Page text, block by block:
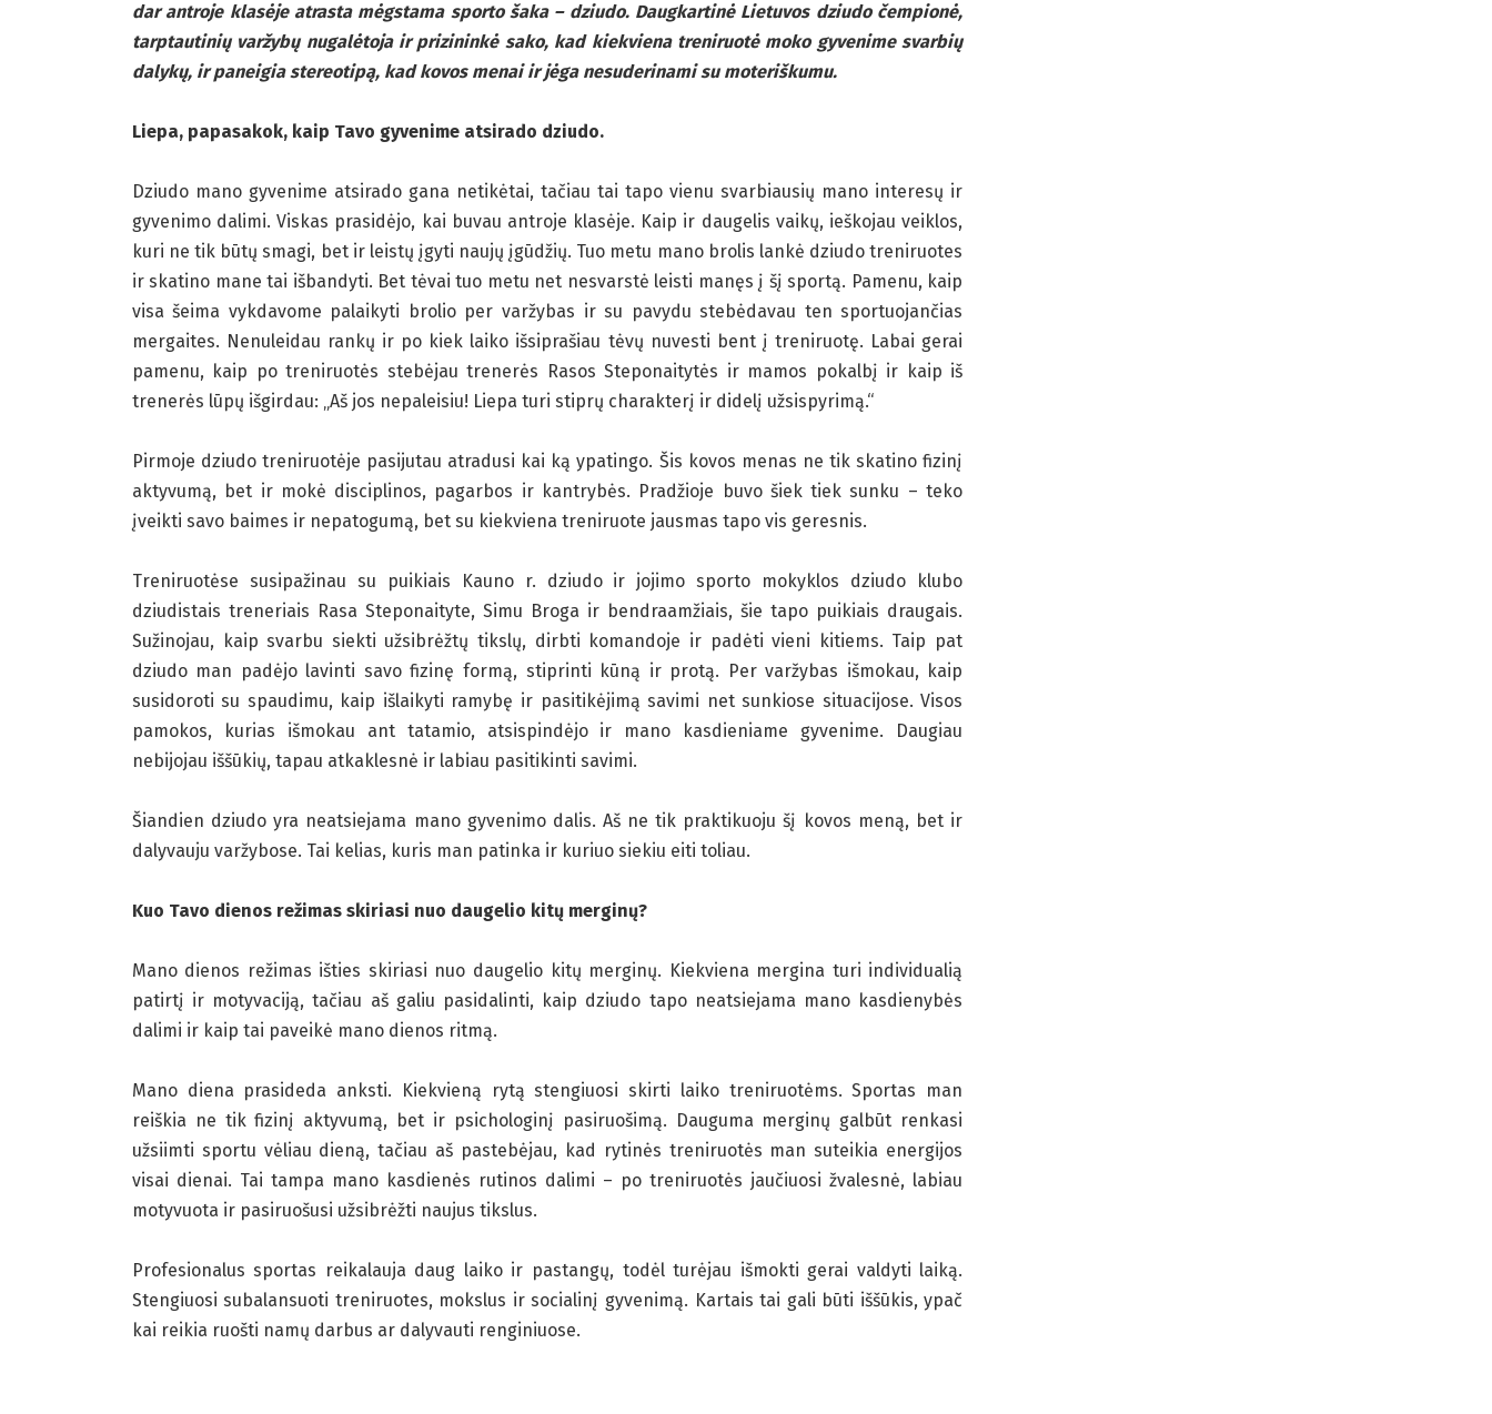
dar antroje klasėje atrasta mėgstama sporto šaka – dziudo. Daugkartinė Lietuvos dziudo čempionė,
tarptautinių varžybų nugalėtoja ir prizininkė sako, kad kiekviena treniruotė moko gyvenime svarbių
dalykų, ir paneigia stereotipą, kad kovos menai ir jėga nesuderinami su moteriškumu.
Liepa, papasakok, kaip Tavo gyvenime atsirado dziudo.
Dziudo mano gyvenime atsirado gana netikėtai, tačiau tai tapo vienu svarbiausių mano interesų ir
gyvenimo dalimi. Viskas prasidėjo, kai buvau antroje klasėje. Kaip ir daugelis vaikų, ieškojau veiklos,
kuri ne tik būtų smagi, bet ir leistų įgyti naujų įgūdžių. Tuo metu mano brolis lankė dziudo treniruotes
ir skatino mane tai išbandyti. Bet tėvai tuo metu net nesvarstė leisti manęs į šį sportą. Pamenu, kaip
visa šeima vykdavome palaikyti brolio per varžybas ir su pavydu stebėdavau ten sportuojančias
mergaites. Nenuleidau rankų ir po kiek laiko išsiprašiau tėvų nuvesti bent į treniruotę. Labai gerai
pamenu, kaip po treniruotės stebėjau trenerės Rasos Steponaitytės ir mamos pokalbį ir kaip iš
trenerės lūpų išgirdau: „Aš jos nepaleisiu! Liepa turi stiprų charakterį ir didelį užsispyrimą.“
Pirmoje dziudo treniruotėje pasijutau atradusi kai ką ypatingo. Šis kovos menas ne tik skatino fizinį
aktyvumą, bet ir mokė disciplinos, pagarbos ir kantrybės. Pradžioje buvo šiek tiek sunku – teko
įveikti savo baimes ir nepatogumą, bet su kiekviena treniruote jausmas tapo vis geresnis.
Treniruotėse susipažinau su puikiais Kauno r. dziudo ir jojimo sporto mokyklos dziudo klubo
dziudistais treneriais Rasa Steponaityte, Simu Broga ir bendraamžiais, šie tapo puikiais draugais.
Sužinojau, kaip svarbu siekti užsibrėžtų tikslų, dirbti komandoje ir padėti vieni kitiems. Taip pat
dziudo man padėjo lavinti savo fizinę formą, stiprinti kūną ir protą. Per varžybas išmokau, kaip
susidoroti su spaudimu, kaip išlaikyti ramybę ir pasitikėjimą savimi net sunkiose situacijose. Visos
pamokos, kurias išmokau ant tatamio, atsispindėjo ir mano kasdieniame gyvenime. Daugiau
nebijojau iššūkių, tapau atkaklesnė ir labiau pasitikinti savimi.
Šiandien dziudo yra neatsiejama mano gyvenimo dalis. Aš ne tik praktikuoju šį kovos meną, bet ir
dalyvauju varžybose. Tai kelias, kuris man patinka ir kuriuo siekiu eiti toliau.
Kuo Tavo dienos režimas skiriasi nuo daugelio kitų merginų?
Mano dienos režimas išties skiriasi nuo daugelio kitų merginų. Kiekviena mergina turi individualią
patirtį ir motyvaciją, tačiau aš galiu pasidalinti, kaip dziudo tapo neatsiejama mano kasdienybės
dalimi ir kaip tai paveikė mano dienos ritmą.
Mano diena prasideda anksti. Kiekvieną rytą stengiuosi skirti laiko treniruotėms. Sportas man
reiškia ne tik fizinį aktyvumą, bet ir psichologinį pasiruošimą. Dauguma merginų galbūt renkasi
užsiimti sportu vėliau dieną, tačiau aš pastebėjau, kad rytinės treniruotės man suteikia energijos
visai dienai. Tai tampa mano kasdienės rutinos dalimi – po treniruotės jaučiuosi žvalesnė, labiau
motyvuota ir pasiruošusi užsibrėžti naujus tikslus.
Profesionalus sportas reikalauja daug laiko ir pastangų, todėl turėjau išmokti gerai valdyti laiką.
Stengiuosi subalansuoti treniruotes, mokslus ir socialinį gyvenimą. Kartais tai gali būti iššūkis, ypač
kai reikia ruošti namų darbus ar dalyvauti renginiuose.